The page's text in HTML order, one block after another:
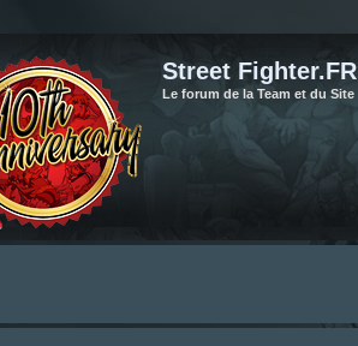
Street Fighter.FR
Le forum de la Team et du Site